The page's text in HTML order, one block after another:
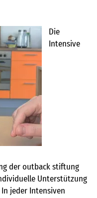
Die
Intensive
der outback stiftung
Unterstützung
jeder Intensiven